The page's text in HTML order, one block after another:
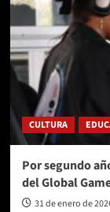
CULTURA
Por segundo
del Global
31 de enero de